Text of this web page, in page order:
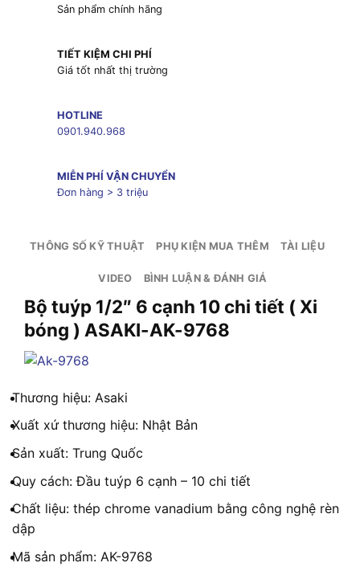
Sản phẩm chính hãng
TIẾT KIỆM CHI PHÍ
Giá tốt nhất thị trường
HOTLINE
0901.940.968
MIỄN PHÍ VẬN CHUYỂN
Đơn hàng > 3 triệu
THÔNG SỐ KỸ THUẬT PHỤ KIỆN MUA THÊM TÀI LIỆU
VIDEO BÌNH LUẬN & ĐÁNH GIÁ
Bộ tuýp 1/2″ 6 cạnh 10 chi tiết ( Xi
bóng ) ASAKI-AK-9768
Thương hiệu: Asaki
Xuất xứ thương hiệu: Nhật Bản
Sản xuất: Trung Quốc
Quy cách: Đầu tuýp 6 cạnh – 10 chi tiết
Chất liệu: thép chrome vanadium bằng công nghệ rèn
dập
Mã sản phẩm: AK-9768